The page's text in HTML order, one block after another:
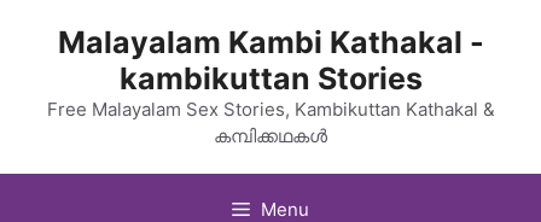
Malayalam Kambi Kathakal -
kambikuttan Stories
Free Malayalam Sex Stories, Kambikuttan Kathakal &
കമ്പിക്കഥകൾ
Menu